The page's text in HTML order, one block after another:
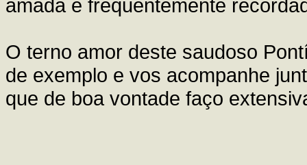
amada e frequentemente
O terno amor deste saudoso
de exemplo e vos acompanhe
que de boa vontade faço